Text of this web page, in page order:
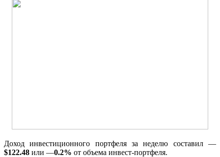
Доход инвестиционного портфеля за неделю составил —
$122.48 или —0.2% от объема инвест-портфеля.